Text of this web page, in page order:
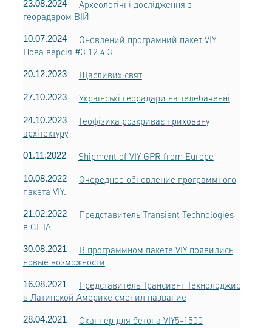
23.08.2024
Археологічні дослідження з
георадаром ВІЙ
10.07.2024
Оновлений програмний пакет VIY.
Нова версія #3.12.4.3
20.12.2023 Щасливих свят
27.10.2023 Українські георадари на телебаченні
24.10.2023
Геофізика розкриває приховану
архітектуру
01.11.2022 Shipment of VIY GPR from Europe
10.08.2022
Очередное обновление программного
пакета VIY.
21.02.2022
Представитель Transient Technologies
в США
30.08.2021
В программном пакете VIY появились
новые возможности
16.08.2021
Представитель Трансиент Текнолоджис
в Латинской Америке сменил название
28.04.2021 Сканнер для бетона VIY5-1500